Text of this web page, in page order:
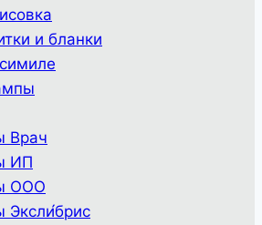
и бланки
Врач
ИП
ООО
Эксли́брис